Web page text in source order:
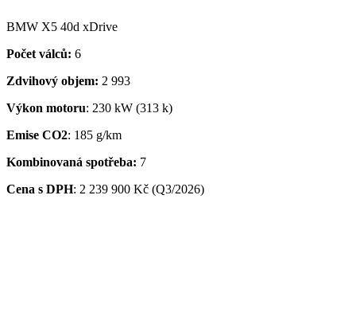
BMW X5 40d xDrive
Počet válců: 6
Zdvihový objem: 2 993
Výkon motoru: 230 kW (313 k)
Emise CO2: 185 g/km
Kombinovaná spotřeba: 7
Cena s DPH: 2 239 900 Kč (Q3/2026)